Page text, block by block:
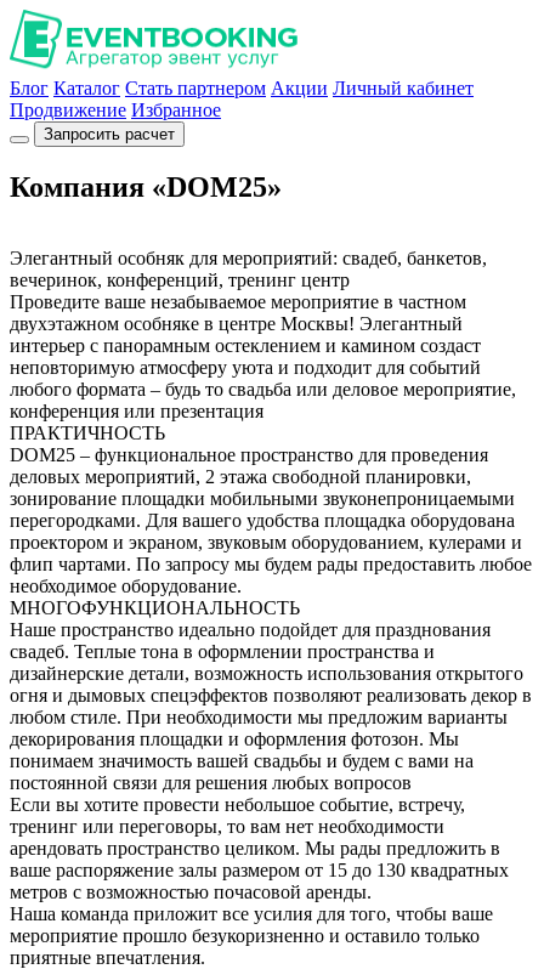
Блог Каталог Стать партнером Акции Личный кабинет
Продвижение Избранное
Запросить расчет
Компания «DOM25»
Элегантный особняк для мероприятий: свадеб, банкетов,
вечеринок, конференций, тренинг центр
Проведите ваше незабываемое мероприятие в частном
двухэтажном особняке в центре Москвы! Элегантный
интерьер с панорамным остеклением и камином создаст
неповторимую атмосферу уюта и подходит для событий
любого формата – будь то свадьба или деловое мероприятие,
конференция или презентация
ПРАКТИЧНОСТЬ
DOM25 – функциональное пространство для проведения
деловых мероприятий, 2 этажа свободной планировки,
зонирование площадки мобильными звуконепроницаемыми
перегородками. Для вашего удобства площадка оборудована
проектором и экраном, звуковым оборудованием, кулерами и
флип чартами. По запросу мы будем рады предоставить любое
необходимое оборудование.
МНОГОФУНКЦИОНАЛЬНОСТЬ
Наше пространство идеально подойдет для празднования
свадеб. Теплые тона в оформлении пространства и
дизайнерские детали, возможность использования открытого
огня и дымовых спецэффектов позволяют реализовать декор в
любом стиле. При необходимости мы предложим варианты
декорирования площадки и оформления фотозон. Мы
понимаем значимость вашей свадьбы и будем с вами на
постоянной связи для решения любых вопросов
Если вы хотите провести небольшое событие, встречу,
тренинг или переговоры, то вам нет необходимости
арендовать пространство целиком. Мы рады предложить в
ваше распоряжение залы размером от 15 до 130 квадратных
метров с возможностью почасовой аренды.
Наша команда приложит все усилия для того, чтобы ваше
мероприятие прошло безукоризненно и оставило только
приятные впечатления.